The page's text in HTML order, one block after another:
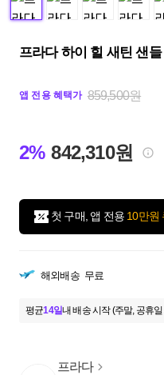
프라다 하이 힐 새틴 샌
앱 전용 혜택가 859,500원
2% 842,310원
첫 구매, 앱 전용 10만원
해외배송 무료
평균14일내 배송 시작 (주말, 공휴
프라다